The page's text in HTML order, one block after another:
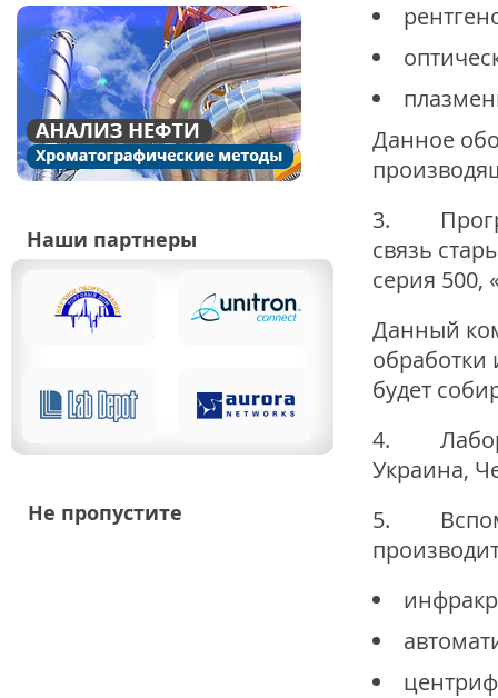
Наши партнеры
Не пропустите
Данное
3.
связь
серия
Данный
обработки
будет
4.
Украина,
5.